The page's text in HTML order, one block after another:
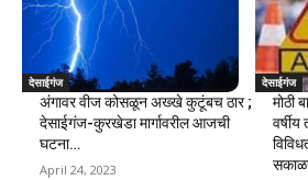
देसाईगंज
अंगावर वीज कोसळून अख्खे कुटूंबच ठार ;
देसाईगंज-कुरखेडा मार्गावरील आजची
घटना…
April 24, 2023
देसाईगंज
मोठी